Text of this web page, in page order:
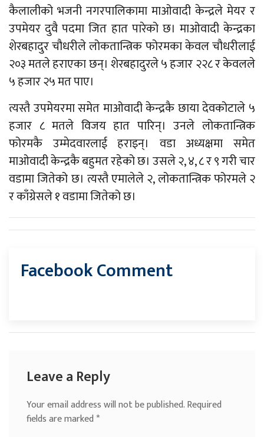
कैलालीको भजनी नगरपालिकामा माओवादी केन्द्रले मेयर र
उपमेयर दुवै पदमा जित हात पारेको छ। माओवादी केन्द्रका
शेरबहादुर चौधरीले लोकतान्त्रिक फोरमका केवल चौधरीलाई
२०३ मतले हराएका छन्। शेरबहादुरले ५ हजार २२८ र केवलले
५ हजार २५ मत पाए।
त्यस्तै उपमेयरमा समेत माओवादी केन्द्रकै छाया देवकोटाले ५
हजार ८ मतले विजय हात पारिन्। उनले लोकतान्त्रिक
फोरमकै उम्मेदवारलाई हराइन्। वडा अध्यक्षमा समेत
माओवादी केन्द्रकै बहुमत रहेको छ। उसले २, ४, ८ र ९ गरी चार
वडामा जितेको छ। त्यस्तै एमालेले २, लोकतान्त्रिक फोरमले २
र काँग्रेसले १ वडामा जितेको छ।
Facebook Comment
Leave a Reply
Your email address will not be published.Required
fields are marked*